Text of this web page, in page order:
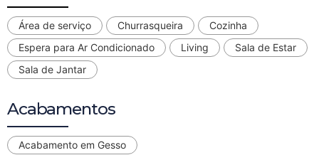
Área de serviço Churrasqueira
Cozinha
Espera para Ar Condicionado
Living
Sala de Estar
Sala de Jantar
Acabamentos
Acabamento em Gesso